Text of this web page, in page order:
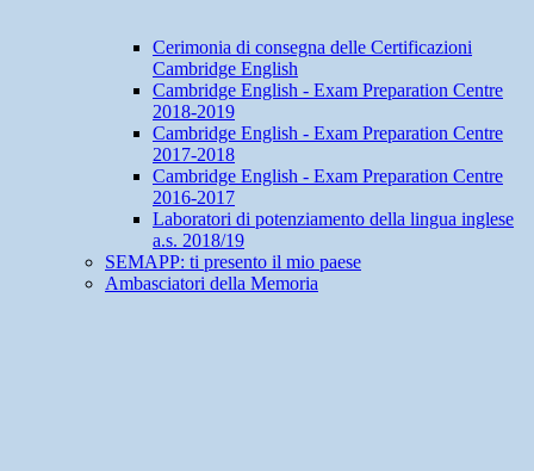
Cerimonia di consegna delle Certificazioni
Cambridge English
Cambridge English - Exam Preparation Centre
2018-2019
Cambridge English - Exam Preparation Centre
2017-2018
Cambridge English - Exam Preparation Centre
2016-2017
Laboratori di potenziamento della lingua inglese
a.s. 2018/19
SEMAPP: ti presento il mio paese
Ambasciatori della Memoria